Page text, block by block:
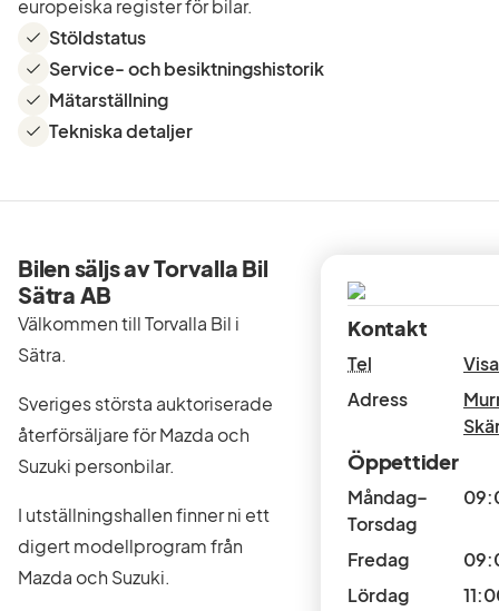
europeiska register för bilar.
Stöldstatus
Service- och besiktningshistorik
Mätarställning
Tekniska detaljer
Bilen säljs av Torvalla Bil
Sätra AB
Välkommen till Torvalla Bil i
Sätra.
Sveriges största auktoriserade
återförsäljare för Mazda och
Suzuki personbilar.
I utställningshallen finner ni ett
digert modellprogram från
Mazda och Suzuki.
Kontakt
Tel
Adress
Öppettider
Måndag–
Torsdag
Fredag
Lördag